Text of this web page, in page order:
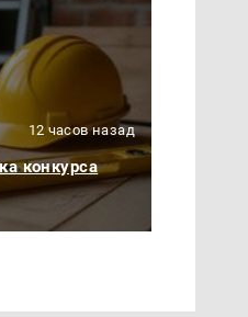
12 часов назад
конкурса